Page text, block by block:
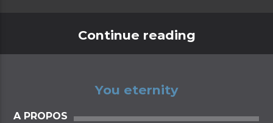
Continue reading
You eternity
A PROPOS